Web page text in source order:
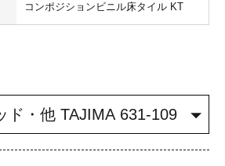
コンポジションビニル床タイル KT